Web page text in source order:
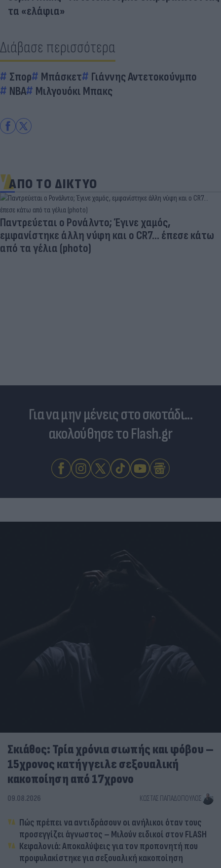
τα «ελάφια»
Διάβασε περισσότερα
Σπορ Μπάσκετ
Γιάννης Αντετοκούνμπο
NBA
Μιλγουόκι Μπακς
ΑΠΟ ΤΟ ΔΙΚΤΥΟ
Για να μην μένεις στο σκοτάδι...
ακολούθησε το Flash.gr
Σκιάθος: Τρία χρόνια σιωπής και φόβου –
15χρονος κατήγγειλε σεξουαλική
κακοποίηση από 17χρονο
09.08.2026 ΚΏΣΤΑΣ ΠΑΠΑΔΌΠΟΥΛΟΣ
Πώς πρέπει να αντιδράσουν οι ανήλικοι όταν τους
προσεγγίζει άγνωστος – Μιλούν ειδικοί στον FLASH
Κεφαλονιά: Αποκαλύψεις για τον προπονητή που
προφυλακίστηκε για σεξουαλική κακοποίηση